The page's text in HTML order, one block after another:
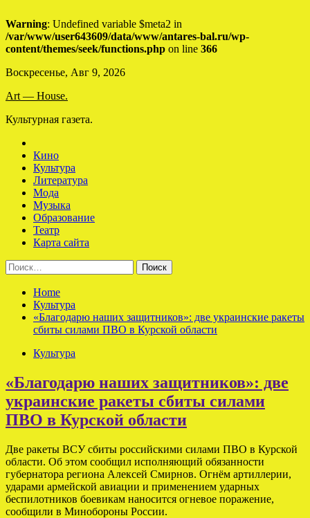
Warning: Undefined variable $meta2 in
/var/www/user643609/data/www/antares-bal.ru/wp-
content/themes/seek/functions.php on line 366
Skip
content
Воскресенье, Авг 9, 2026
Art — House.
Культурная газета.
Кино
Культура
Литература
Мода
Музыка
Образование
Театр
Карта сайта
Найти:
Home
Культура
«Благодарю наших защитников»: две украинские ракеты
сбиты силами ПВО в Курской области
Культура
«Благодарю наших защитников»: две
украинские ракеты сбиты силами
ПВО в Курской области
Две ракеты ВСУ сбиты российскими силами ПВО в Курской
области. Об этом сообщил исполняющий обязанности
губернатора региона Алексей Смирнов. Огнём артиллерии,
ударами армейской авиации и применением ударных
беспилотников боевикам наносится огневое поражение,
сообщили в Минобороны России.